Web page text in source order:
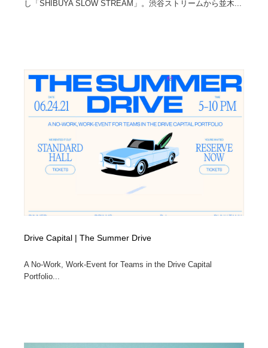
し「SHIBUYA SLOW STREAM」。渋谷ストリームから並木...
Drive Capital | The Summer Drive
A No-Work, Work-Event for Teams in the Drive Capital
Portfolio...